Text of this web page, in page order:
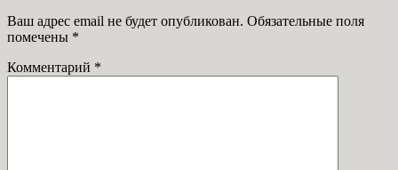
Ваш адрес email не будет опубликован. Обязательные поля
помечены *
Комментарий *